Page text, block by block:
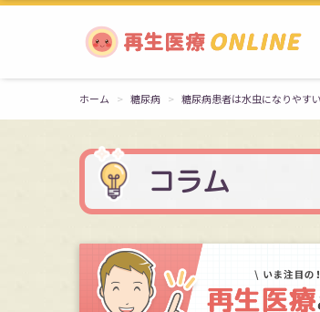
ホーム 糖尿病 糖尿病患者は水虫になりやす
コラム